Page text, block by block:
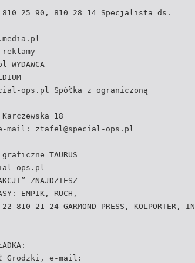
25 90, 810 28 14 Specjalista ds.
WYDAWCA
ops.pl Spółka z ograniczoną
18
mail: ztafel@special-ops.pl
TAURUS
ops.pl
ZNAJDZIESZ
EMPIK, RUCH,
810 21 24 GARMOND PRESS, KOLPORTER, IN
Grodzki, e-mail: